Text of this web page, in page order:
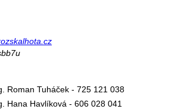
Roman Tuháček - 725 121 038
Hana Havlíková - 606 028 041